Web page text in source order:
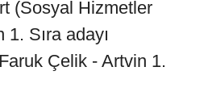
(Sosyal Hizmetler
1. Sıra adayı
Çelik - Artvin 1.